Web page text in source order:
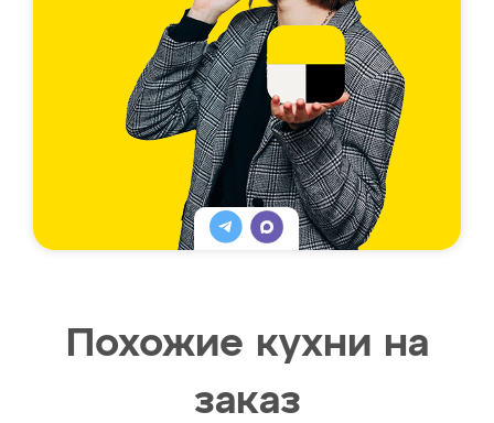
Похожие кухни на
заказ